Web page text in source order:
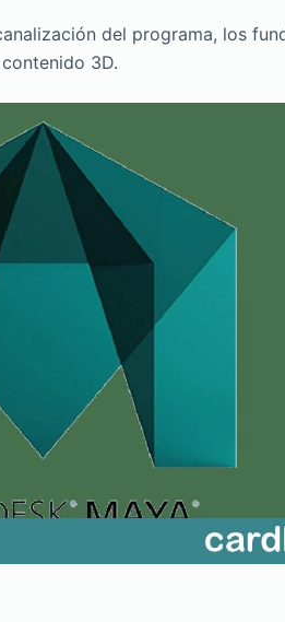
del programa, los
3D.